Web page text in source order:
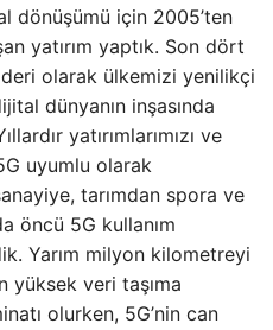
dönüşümü için 2005’ten
yatırım yaptık. Son dört
olarak ülkemizi yenilikçi
dünyanın inşasında
yatırımlarımızı ve
uyumlu olarak
tarımdan spora ve
öncü 5G kullanım
Yarım milyon kilometreyi
yüksek veri taşıma
olurken, 5G’nin can